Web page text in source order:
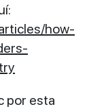
how-
por esta